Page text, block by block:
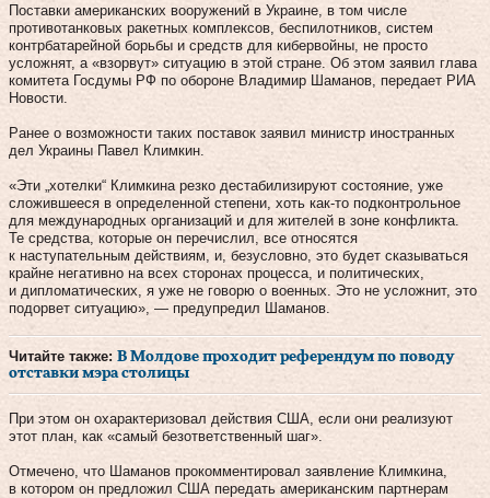
Поставки американских вооружений в Украине, в том числе
противотанковых ракетных комплексов, беспилотников, систем
контрбатарейной борьбы и средств для кибервойны, не просто
усложнят, а «взорвут» ситуацию в этой стране. Об этом заявил глава
комитета Госдумы РФ по обороне Владимир Шаманов, передает РИА
Новости.
Ранее о возможности таких поставок заявил министр иностранных
дел Украины Павел Климкин.
«Эти „хотелки“ Климкина резко дестабилизируют состояние, уже
сложившееся в определенной степени, хоть как-то подконтрольное
для международных организаций и для жителей в зоне конфликта.
Те средства, которые он перечислил, все относятся
к наступательным действиям, и, безусловно, это будет сказываться
крайне негативно на всех сторонах процесса, и политических,
и дипломатических, я уже не говорю о военных. Это не усложнит, это
подорвет ситуацию», — предупредил Шаманов.
Читайте также: В Молдове проходит референдум по поводу
отставки мэра столицы
При этом он охарактеризовал действия США, если они реализуют
этот план, как «самый безответственный шаг».
Отмечено, что Шаманов прокомментировал заявление Климкина,
в котором он предложил США передать американским партнерам